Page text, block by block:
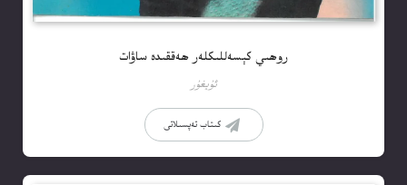
روھىي كېسەللىكلەر ھەققىدە ساۋات
ئۇيغۇر
كىتاب تەپسىلاتى